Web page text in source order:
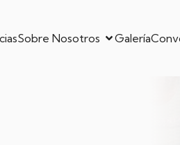
Sobre Nosotros Galería